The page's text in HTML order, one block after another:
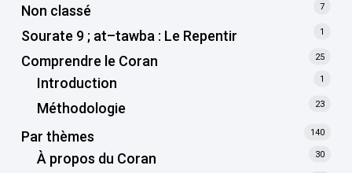
Non classé 7
Sourate 9 ; at–tawba : Le Repentir 1
Comprendre le Coran 25
Introduction 1
Méthodologie 23
Par thèmes 140
À propos du Coran 30